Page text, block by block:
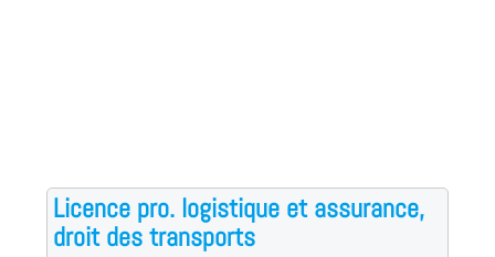
Licence pro. logistique et assurance,
droit des transports